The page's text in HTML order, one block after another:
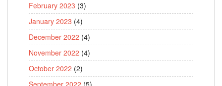
February 2023 (3)
January 2023 (4)
December 2022 (4)
November 2022 (4)
October 2022 (2)